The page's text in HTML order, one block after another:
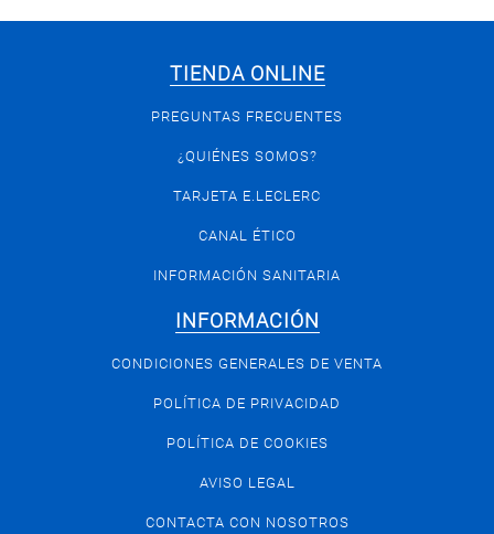
TIENDA ONLINE
PREGUNTAS FRECUENTES
¿QUIÉNES SOMOS?
TARJETA E.LECLERC
CANAL ÉTICO
INFORMACIÓN SANITARIA
INFORMACIÓN
CONDICIONES GENERALES DE VENTA
POLÍTICA DE PRIVACIDAD
POLÍTICA DE COOKIES
AVISO LEGAL
CONTACTA CON NOSOTROS